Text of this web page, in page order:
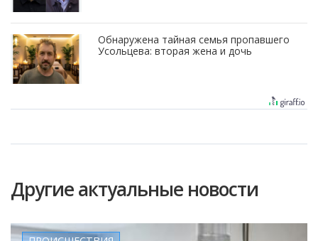
Обнаружена тайная семья пропавшего
Усольцева: вторая жена и дочь
Другие актуальные новости